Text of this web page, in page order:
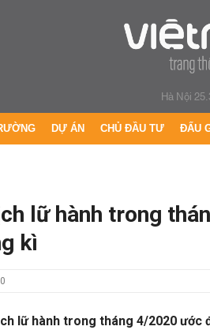
Hà Nội
DỰ ÁN CHỦ ĐẦU TƯ ĐẤU
lữ hành trong
kì
lữ hành trong tháng 4/2020 ước